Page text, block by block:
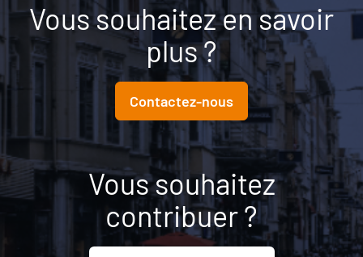
Vous souhaitez en savoir
plus ?
Contactez-nous
Vous souhaitez
contribuer ?